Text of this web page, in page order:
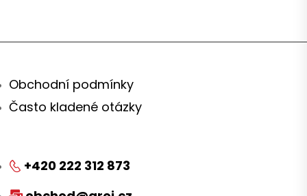
Obchodní podmínky
Často kladené otázky
+420 222 312 873